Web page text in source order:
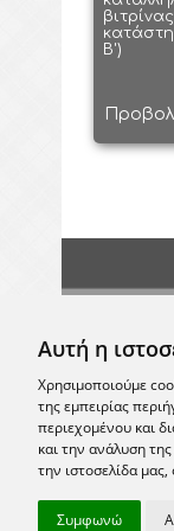
Αυτή η
Χρησιμοποιούμε
της εμπειρίας
περιεχομένου και
και την ανάλυση
την ιστοσελίδα
Συμφωνώ
Β')
Κάντε τις
την
κατάστημα